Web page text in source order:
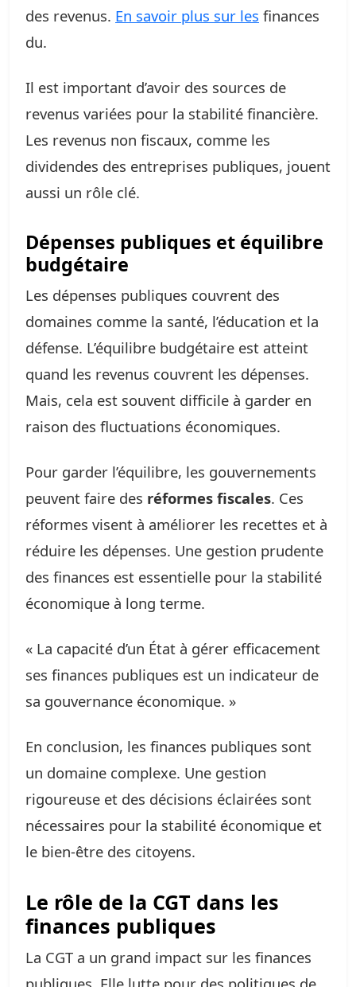
des revenus. En savoir plus sur les finances
du.
Il est important d’avoir des sources de
revenus variées pour la stabilité financière.
Les revenus non fiscaux, comme les
dividendes des entreprises publiques, jouent
aussi un rôle clé.
Dépenses publiques et équilibre
budgétaire
Les dépenses publiques couvrent des
domaines comme la santé, l’éducation et la
défense. L’équilibre budgétaire est atteint
quand les revenus couvrent les dépenses.
Mais, cela est souvent difficile à garder en
raison des fluctuations économiques.
Pour garder l’équilibre, les gouvernements
peuvent faire des réformes fiscales. Ces
réformes visent à améliorer les recettes et à
réduire les dépenses. Une gestion prudente
des finances est essentielle pour la stabilité
économique à long terme.
« La capacité d’un État à gérer efficacement
ses finances publiques est un indicateur de
sa gouvernance économique. »
En conclusion, les finances publiques sont
un domaine complexe. Une gestion
rigoureuse et des décisions éclairées sont
nécessaires pour la stabilité économique et
le bien-être des citoyens.
Le rôle de la CGT dans les
finances publiques
La CGT a un grand impact sur les finances